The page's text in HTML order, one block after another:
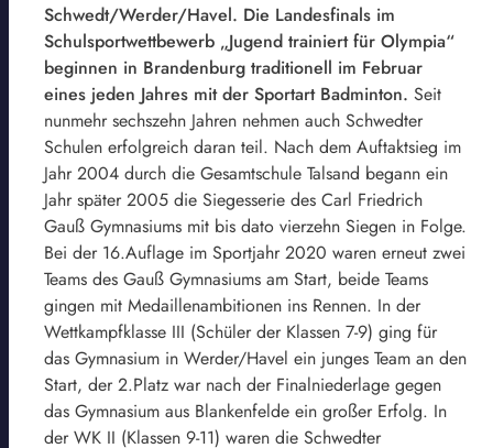
Schwedt/Werder/Havel. Die Landesfinals im
Schulsportwettbewerb „Jugend trainiert für Olympia“
beginnen in Brandenburg traditionell im Februar
eines jeden Jahres mit der Sportart Badminton. Seit
nunmehr sechszehn Jahren nehmen auch Schwedter
Schulen erfolgreich daran teil. Nach dem Auftaktsieg im
Jahr 2004 durch die Gesamtschule Talsand begann ein
Jahr später 2005 die Siegesserie des Carl Friedrich
Gauß Gymnasiums mit bis dato vierzehn Siegen in Folge.
Bei der 16.Auflage im Sportjahr 2020 waren erneut zwei
Teams des Gauß Gymnasiums am Start, beide Teams
gingen mit Medaillenambitionen ins Rennen. In der
Wettkampfklasse III (Schüler der Klassen 7-9) ging für
das Gymnasium in Werder/Havel ein junges Team an den
Start, der 2.Platz war nach der Finalniederlage gegen
das Gymnasium aus Blankenfelde ein großer Erfolg. In
der WK II (Klassen 9-11) waren die Schwedter